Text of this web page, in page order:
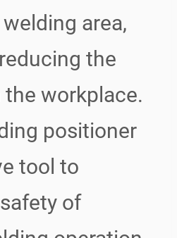
area,
the
workplace.
positioner
tool to
of